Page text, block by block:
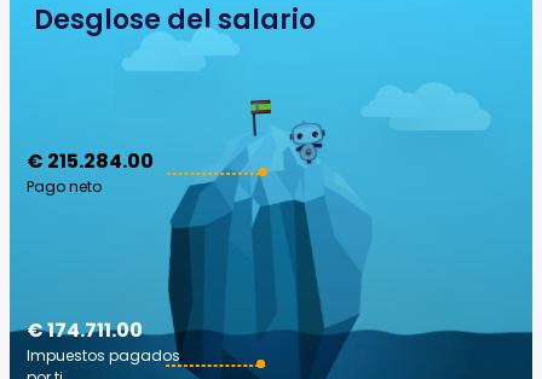
Desglose del salario
€ 215.284.00
Pago neto
€ 174.711.00
Impuestos pagados